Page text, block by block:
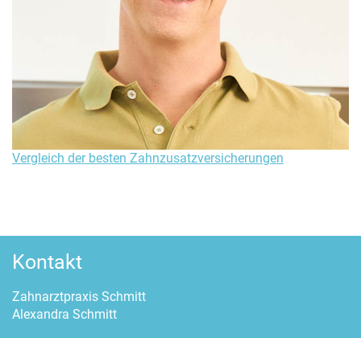
Vergleich der besten Zahnzusatzversicherungen
Kontakt
Zahnarztpraxis Schmitt
Alexandra Schmitt